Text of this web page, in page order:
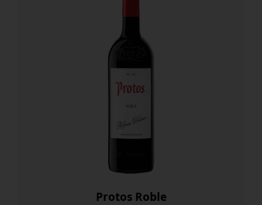
Protos Roble